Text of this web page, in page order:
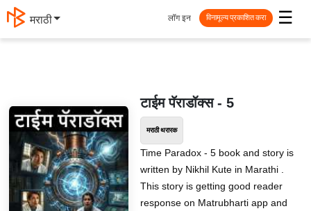
मराठी ☰
लॉग इन विनामूल्य प्रकाशित करा
टाईम पॅराडॉक्स - 5
मराठी थरारक
Time Paradox - 5 book and story is
written by Nikhil Kute in Marathi .
This story is getting good reader
response on Matrubharti app and